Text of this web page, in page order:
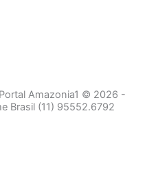
Amazonia1 © 2026 -
Brasil (11) 95552.6792